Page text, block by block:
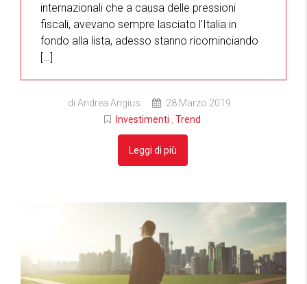
internazionali che a causa delle pressioni
fiscali, avevano sempre lasciato l’Italia in
fondo alla lista, adesso stanno ricominciando
[…]
di Andrea Angius
28 Marzo 2019
Investimenti
Trend
Leggi di più